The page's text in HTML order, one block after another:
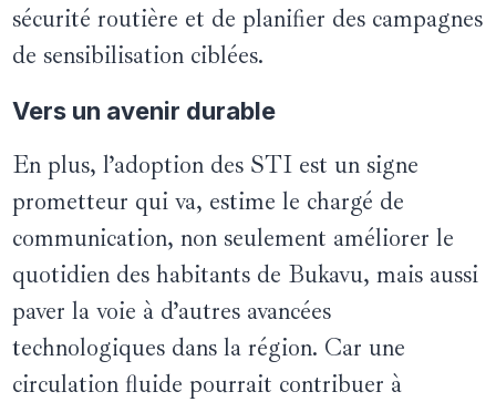
sécurité routière et de planifier des campagnes
de sensibilisation ciblées.
Vers un avenir durable
En plus, l’adoption des STI est un signe
prometteur qui va, estime le chargé de
communication, non seulement améliorer le
quotidien des habitants de Bukavu, mais aussi
paver la voie à d’autres avancées
technologiques dans la région. Car une
circulation fluide pourrait contribuer à